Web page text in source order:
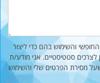
והשימוש בהם כדי ליצור
לצרכים סטטיסטיים. אני מודע/ת
מסירת הפרטים שלי והשימוש